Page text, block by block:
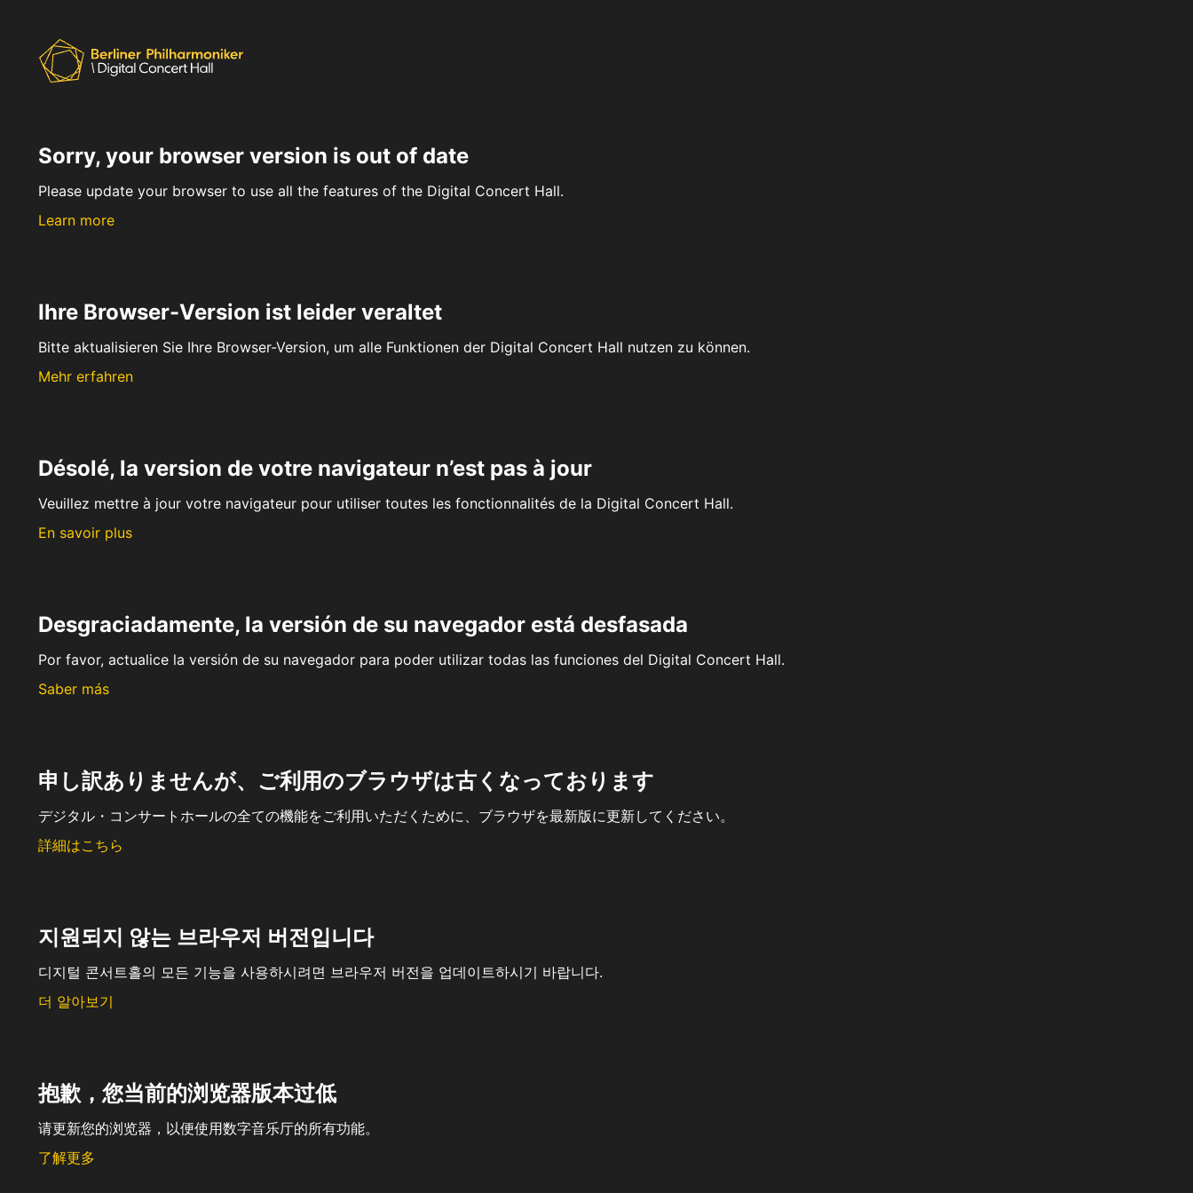
Sorry, your browser version is out of date
Please update your browser to use all the features of the Digital Concert Hall.
Learn more
Ihre Browser-Version ist leider veraltet
Bitte aktualisieren Sie Ihre Browser-Version, um alle Funktionen der Digital Concert Hall nutzen zu können.
Mehr erfahren
Désolé, la version de votre navigateur n’est pas à jour
Veuillez mettre à jour votre navigateur pour utiliser toutes les fonctionnalités de la Digital Concert Hall.
En savoir plus
Desgraciadamente, la versión de su navegador está desfasada
Por favor, actualice la versión de su navegador para poder utilizar todas las funciones del Digital Concert Hall.
Saber más
申し訳ありませんが、ご利用のブラウザは古くなっております
デジタル・コンサートホールの全ての機能をご利用いただくために、ブラウザを最新版に更新してください。
詳細はこちら
지원되지 않는 브라우저 버전입니다
디지털 콘서트홀의 모든 기능을 사용하시려면 브라우저 버전을 업데이트하시기 바랍니다.
더 알아보기
抱歉，您当前的浏览器版本过低
请更新您的浏览器，以便使用数字音乐厅的所有功能。
了解更多